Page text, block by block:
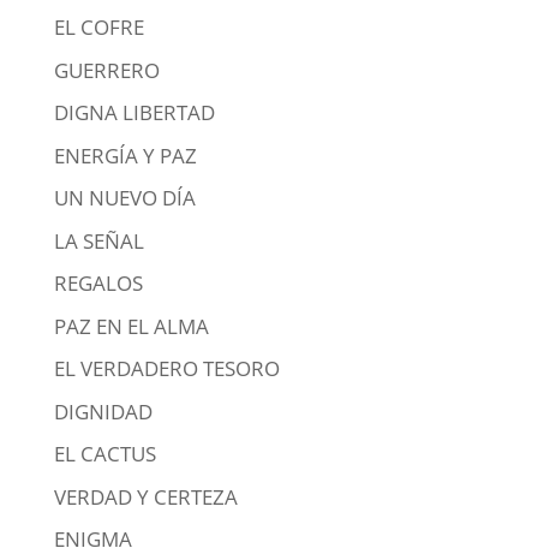
EL COFRE
GUERRERO
DIGNA LIBERTAD
ENERGÍA Y PAZ
UN NUEVO DÍA
LA SEÑAL
REGALOS
PAZ EN EL ALMA
EL VERDADERO TESORO
DIGNIDAD
EL CACTUS
VERDAD Y CERTEZA
ENIGMA